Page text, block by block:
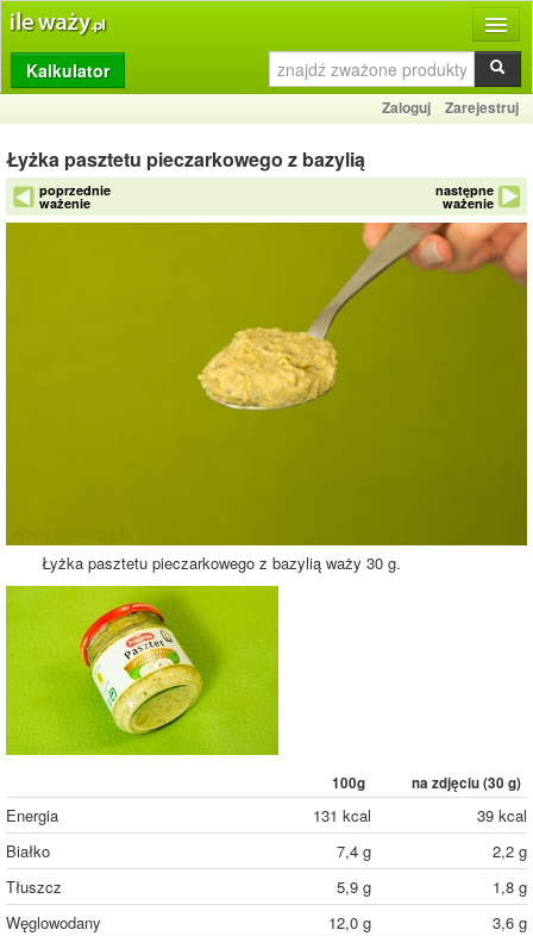
Produkty
Dziennik
Przelicznik
Porównywarka
Kalkulator
Zaloguj Zarejestruj
Łyżka pasztetu pieczarkowego z bazylią
poprzednie
ważenie
następne
ważenie
Łyżka pasztetu pieczarkowego z bazylią waży 30 g.
100g na zdjęciu (30 g)
Energia 131 kcal
39 kcal
Białko
7,4 g
2,2 g
Tłuszcz
5,9 g
1,8 g
Węglowodany
12,0 g
3,6 g